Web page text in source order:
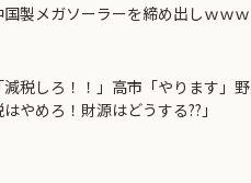
製メガソーラーを締め出しｗｗｗ
減税しろ！！」高市「やります」
はやめろ！財源はどうする??」